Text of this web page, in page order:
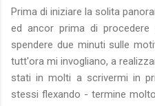
Prima di iniziare la solita
ed ancor prima di
spendere due minuti sulle
tutt'ora mi invogliano, a
stati in molti a scrivermi in
stessi flexando - termine